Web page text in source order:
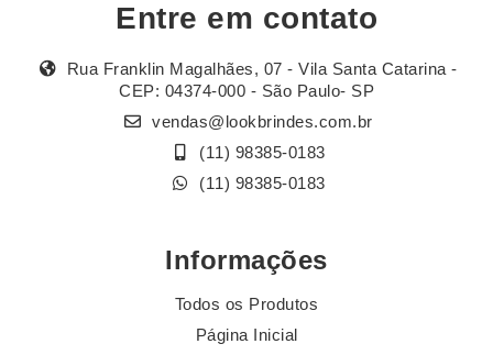
Entre em contato
Rua Franklin Magalhães, 07 - Vila Santa Catarina -
CEP: 04374-000 - São Paulo- SP
vendas@lookbrindes.com.br
(11) 98385-0183
(11) 98385-0183
Informações
Todos os Produtos
Página Inicial